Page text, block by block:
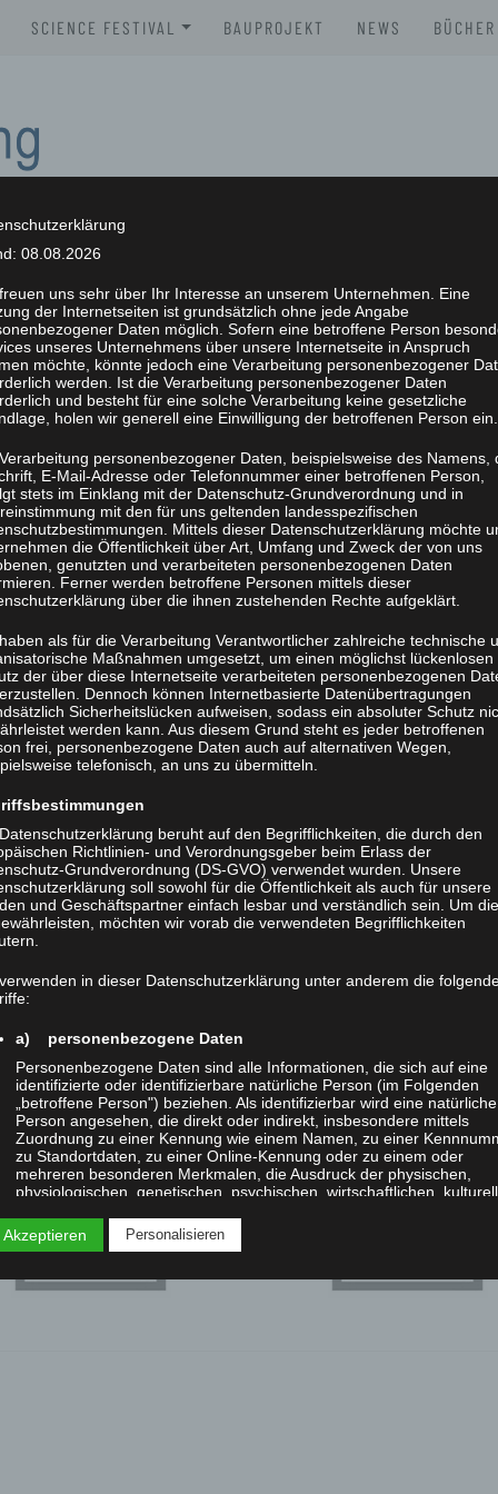
SCIENCE FESTIVAL
XLAB SCIENCE FESTIVAL 2023
SCIENCE FESTIVAL 2004-2023
BAUPROJEKT NEWS BÜCHER
08.08.2026
uns sehr über Ihr Interesse an unserem Unternehmen. Eine
der Internetseiten ist grundsätzlich ohne jede Angabe
Daten möglich. Sofern eine betroffene Person
unseres Unternehmens über unsere Internetseite in Anspruch
möchte, könnte jedoch eine Verarbeitung personenbezogener
werden. Ist die Verarbeitung personenbezogener Daten
und besteht für eine solche Verarbeitung keine gesetzliche
holen wir generell eine Einwilligung der betroffenen Person ein.
personenbezogener Daten, beispielsweise des Namens,
E-Mail-Adresse oder Telefonnummer einer betroffenen Person,
stets im Einklang mit der Datenschutz-Grundverordnung und in
mit den für uns geltenden landesspezifischen
Mittels dieser Datenschutzerklärung möchte
die Öffentlichkeit über Art, Umfang und Zweck der von uns
genutzten und verarbeiteten personenbezogenen Daten
Ferner werden betroffene Personen mittels dieser
über die ihnen zustehenden Rechte aufgeklärt.
als für die Verarbeitung Verantwortlicher zahlreiche technische
Maßnahmen umgesetzt, um einen möglichst lückenlosen
der über diese Internetseite verarbeiteten personenbezogenen
Dennoch können Internetbasierte Datenübertragungen
Sicherheitslücken aufweisen, sodass ein absoluter Schutz
werden kann. Aus diesem Grund steht es jeder betroffenen
frei, personenbezogene Daten auch auf alternativen Wegen,
telefonisch, an uns zu übermitteln.
beruht auf den Begrifflichkeiten, die durch den
Richtlinien- und Verordnungsgeber beim Erlass der
Grundverordnung (DS-GVO) verwendet wurden. Unsere
soll sowohl für die Öffentlichkeit als auch für unsere
und Geschäftspartner einfach lesbar und verständlich sein. Um
möchten wir vorab die verwendeten Begrifflichkeiten
in dieser Datenschutzerklärung unter anderem die
a) personenbezogene Daten
Personenbezogene Daten sind alle Informationen, die sich auf eine
identifizierte oder identifizierbare natürliche Person (im Folgenden
„betroffene Person") beziehen. Als identifizierbar wird eine natürliche
Person angesehen, die direkt oder indirekt, insbesondere mittels
Zuordnung zu einer Kennung wie einem Namen, zu einer
zu Standortdaten, zu einer Online-Kennung oder zu einem oder
mehreren besonderen Merkmalen, die Ausdruck der physischen,
physiologischen, genetischen, psychischen, wirtschaftlichen,
werden kann.
Betroffene Person ist jede identifizierte oder identifizierbare natürliche
Personalisieren